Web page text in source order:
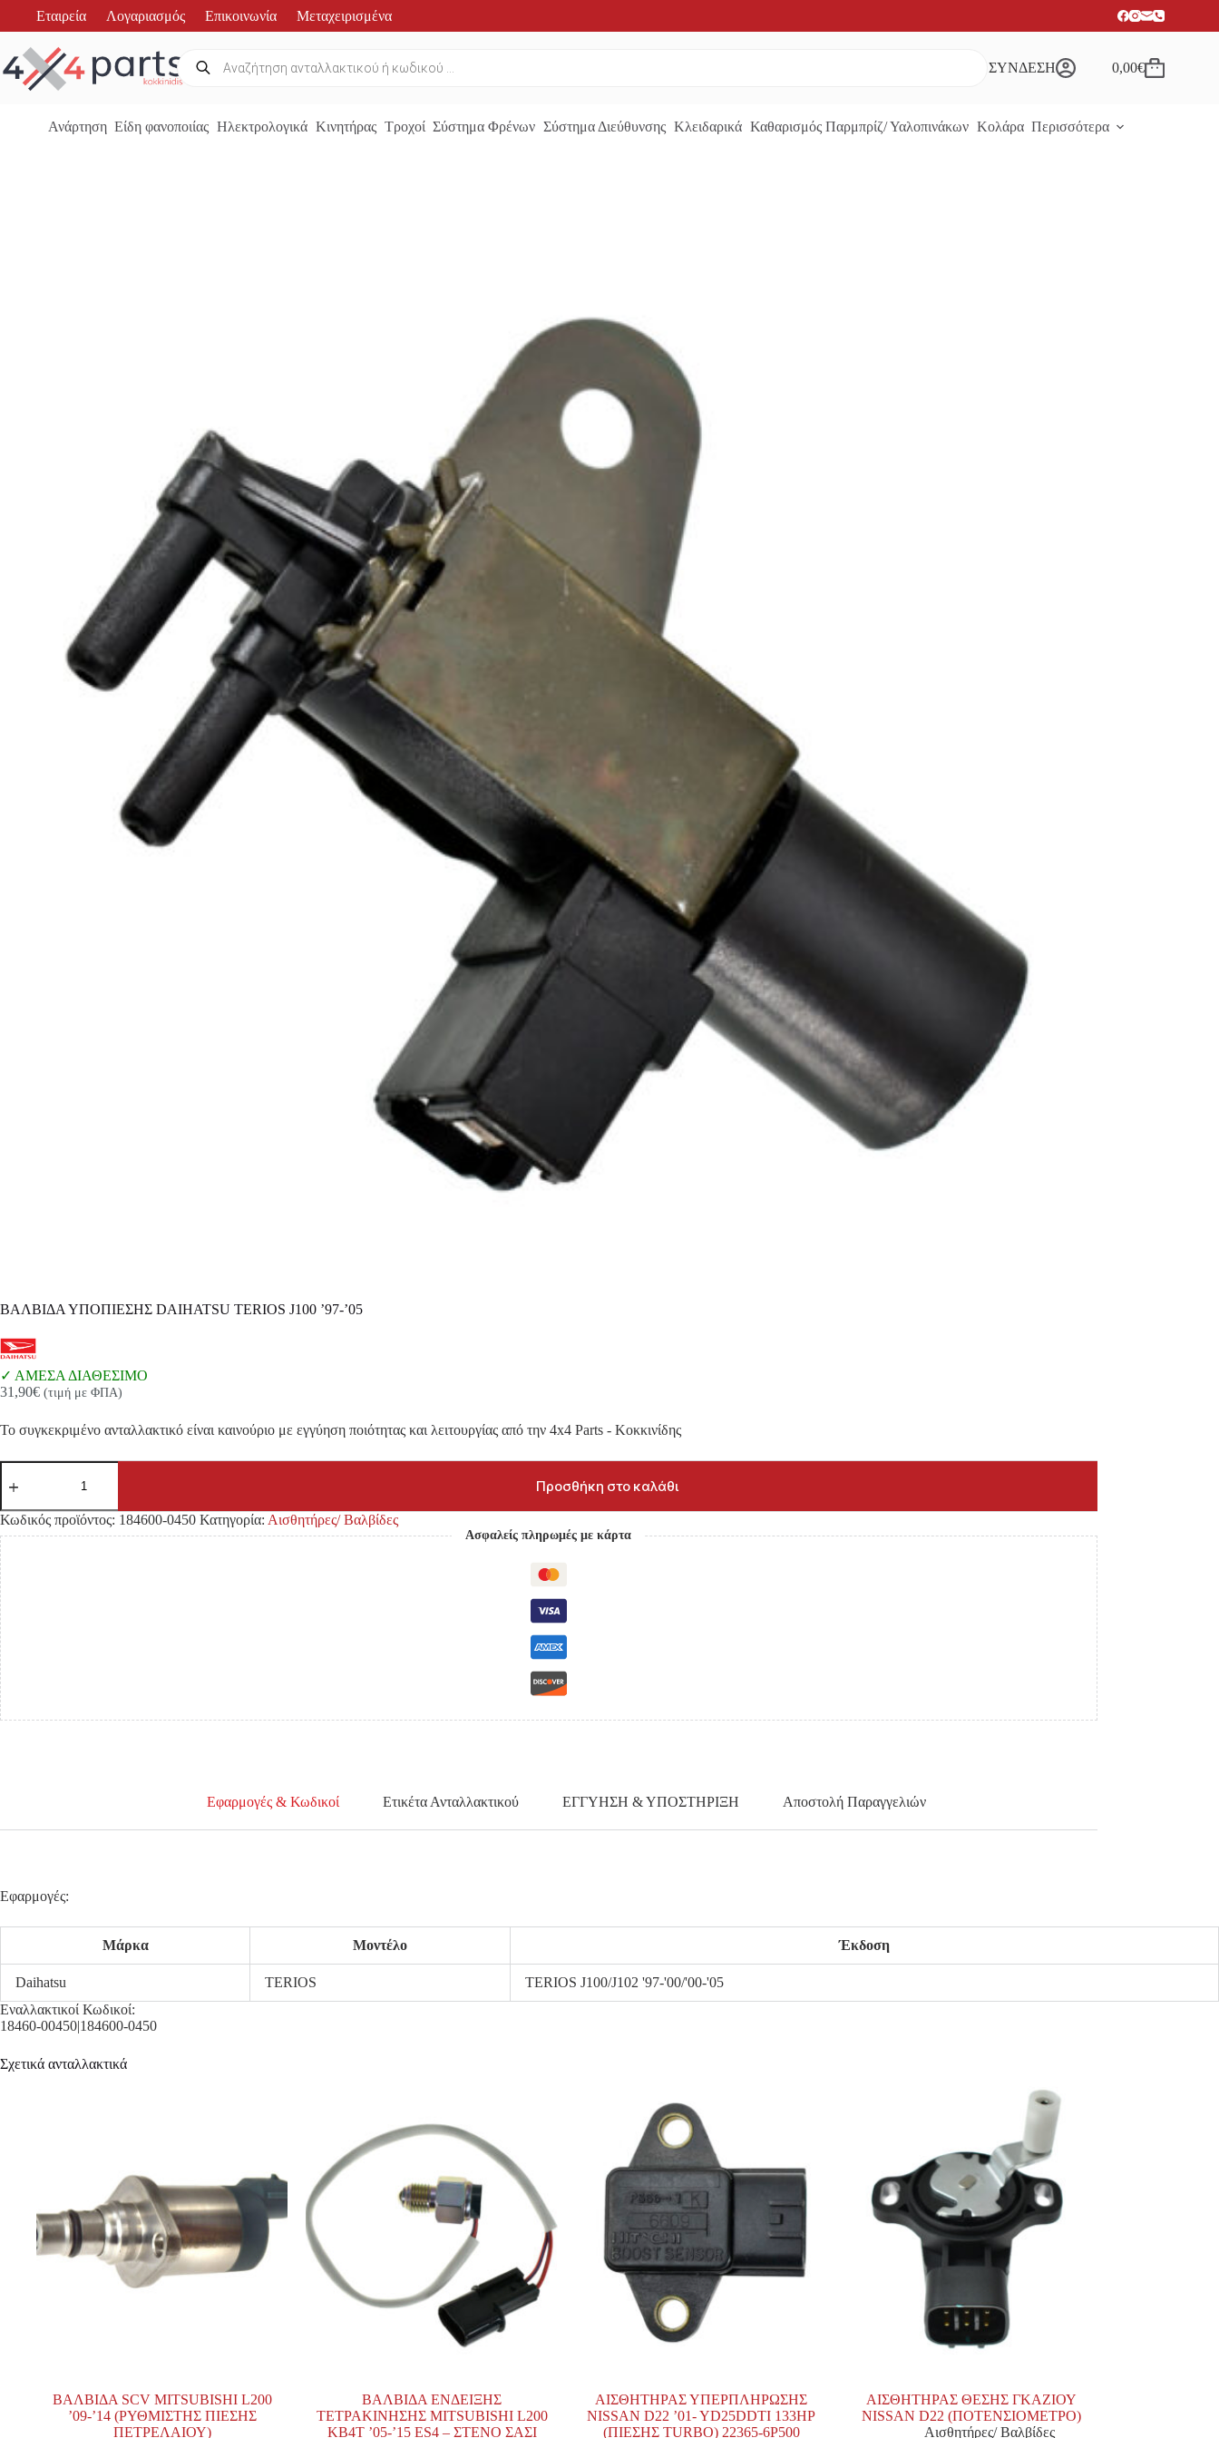
Εταιρεία Λογαριασμός Επικοινωνία Μεταχειρισμένα
Products
search
ΣΥΝΔΕΣΗ
Καλάθι
0,00€
Ανάρτηση Είδη φανοποιίας Ηλεκτρολογικά Κινητήρας Τροχοί Σύστημα Φρένων Σύστημα Διεύθυνσης Κλειδαρικά Καθαρισμός Παρμπρίζ/ Υαλοπινάκων Κολάρα Περισσότερα
ΒΑΛΒΙΔΑ ΥΠΟΠΙΕΣΗΣ DAIHATSU TERIOS J100 ’97-’05
ΑΜΕΣΑ ΔΙΑΘΕΣΙΜΟ
31,90€ (τιμή με ΦΠΑ)
Το συγκεκριμένο ανταλλακτικό είναι καινούριο με εγγύηση ποιότητας και λειτουργίας από την 4x4 Parts - Κοκκινίδης
ΒΑΛΒΙΔΑ
ΥΠΟΠΙΕΣΗΣ
TERIOS
J100
'97-
'05
ποσότητα
Προσθήκη στο καλάθι
Κωδικός προϊόντος: 184600-0450 Κατηγορία: Αισθητήρες/ Βαλβίδες
Ασφαλείς πληρωμές με κάρτα
Εφαρμογές & Κωδικοί Ετικέτα Ανταλλακτικού ΕΓΓΥΗΣΗ & ΥΠΟΣΤΗΡΙΞΗ Αποστολή Παραγγελιών
Εφαρμογές:
Μάρκα Μοντέλο Έκδοση
Daihatsu TERIOS
TERIOS J100/J102 '97-'00/'00-'05
Εναλλακτικοί Κωδικοί:
18460-00450|184600-0450
Σχετικά ανταλλακτικά
ΒΑΛΒΙΔΑ SCV MITSUBISHI L200
’09-’14 (ΡΥΘΜΙΣΤΗΣ ΠΙΕΣΗΣ
ΠΕΤΡΕΛΑΙΟΥ)
ΒΑΛΒΙΔΑ ΕΝΔΕΙΞΗΣ
ΤΕΤΡΑΚΙΝΗΣΗΣ MITSUBISHI L200
KB4T ’05-’15 ES4 – ΣΤΕΝΟ ΣΑΣΙ
ΑΙΣΘΗΤΗΡΑΣ ΥΠΕΡΠΛΗΡΩΣΗΣ
NISSAN D22 ’01- YD25DDTI 133HP
(ΠΙΕΣΗΣ TURBO) 22365-6P500
ΑΙΣΘΗΤΗΡΑΣ ΘΕΣΗΣ ΓΚΑΖΙΟΥ
NISSAN D22 (ΠΟΤΕΝΣΙΟΜΕΤΡΟ)
Αισθητήρες/ Βαλβίδες